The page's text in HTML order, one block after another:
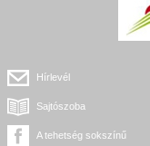
Hírlevél
Sajtószoba
A tehetség sokszínű